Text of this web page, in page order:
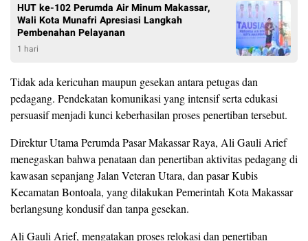
HUT ke-102 Perumda Air Minum Makassar,
Wali Kota Munafri Apresiasi Langkah
Pembenahan Pelayanan
1 hari
Tidak ada kericuhan maupun gesekan antara petugas dan
pedagang. Pendekatan komunikasi yang intensif serta edukasi
persuasif menjadi kunci keberhasilan proses penertiban tersebut.
Direktur Utama Perumda Pasar Makassar Raya, Ali Gauli Arief
menegaskan bahwa penataan dan penertiban aktivitas pedagang di
kawasan sepanjang Jalan Veteran Utara, dan pasar Kubis
Kecamatan Bontoala, yang dilakukan Pemerintah Kota Makassar
berlangsung kondusif dan tanpa gesekan.
Ali Gauli Arief, mengatakan proses relokasi dan penertiban